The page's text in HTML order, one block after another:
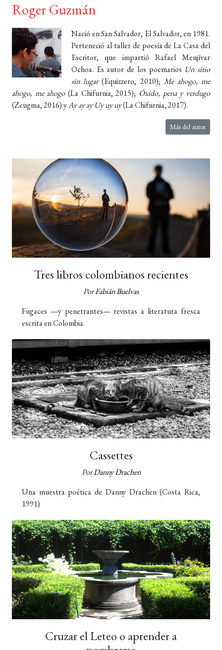
Roger Guzmán
Nació en San Salvador, El Salvador, en 1981.
Perteneció al taller de poesía de La Casa del
Escritor, que impartió Rafael Menjívar
Ochoa. Es autor de los poemarios Un sitio
sin lugar(Equizzero, 2010); Me ahogo, me
ahogo, me ahogo(La Chifurnia, 2015); Óxido, pena y verdugo
(Zeugma, 2016) yAy ay ay Uy uy uy(La Chifurnia, 2017).
Más del autor
Tres libros colombianos recientes
PorFabián Buelvas
Fugaces —y penetrantes— revistas a literatura fresca
escrita en Colombia.
Cassettes
PorDanny Drachen
Una muestra poética de Danny Drachen (Costa Rica,
1991)
Cruzar el Leteo o aprender a